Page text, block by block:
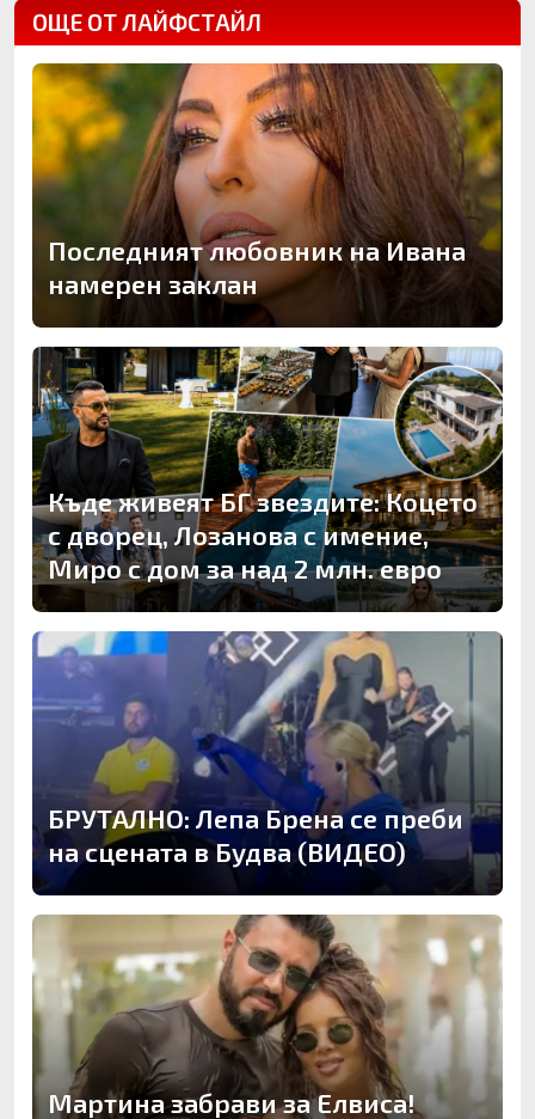
ОЩЕ ОТ ЛАЙФСТАЙЛ
Последният любовник на Ивана
намерен заклан
Къде живеят БГ звездите: Коцето
с дворец, Лозанова с имение,
Миро с дом за над 2 млн. евро
БРУТАЛНО: Лепа Брена се преби
на сцената в Будва (ВИДЕО)
Мартина забрави за Елвиса!